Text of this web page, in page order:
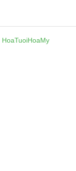
HoaTuoiHoaMy